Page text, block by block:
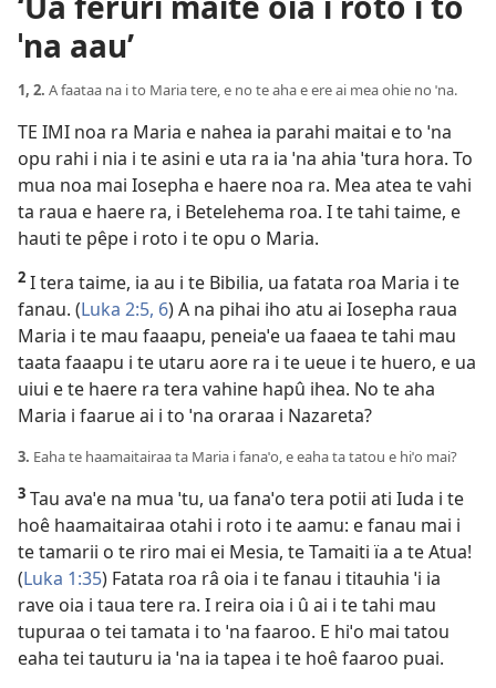
ˈna aau’
1, 2. A faataa na i to Maria tere, e no te aha e ere ai mea ohie no ˈna.
TE IMI noa ra Maria e nahea ia parahi maitai e to ˈna
opu rahi i nia i te asini e uta ra ia ˈna ahia ˈtura hora. To
mua noa mai Iosepha e haere noa ra. Mea atea te vahi
ta raua e haere ra, i Betelehema roa. I te tahi taime, e
hauti te pêpe i roto i te opu o Maria.
2 I tera taime, ia au i te Bibilia, ua fatata roa Maria i te
fanau. (Luka 2:5, 6) A na pihai iho atu ai Iosepha raua
Maria i te mau faaapu, peneiaˈe ua faaea te tahi mau
taata faaapu i te utaru aore ra i te ueue i te huero, e ua
uiui e te haere ra tera vahine hapû ihea. No te aha
Maria i faarue ai i to ˈna oraraa i Nazareta?
3. Eaha te haamaitairaa ta Maria i fanaˈo, e eaha ta tatou e hiˈo mai?
3 Tau avaˈe na mua ˈtu, ua fanaˈo tera potii ati Iuda i te
hoê haamaitairaa otahi i roto i te aamu: e fanau mai i
te tamarii o te riro mai ei Mesia, te Tamaiti ïa a te Atua!
(Luka 1:35) Fatata roa râ oia i te fanau i titauhia ˈi ia
rave oia i taua tere ra. I reira oia i û ai i te tahi mau
tupuraa o tei tamata i to ˈna faaroo. E hiˈo mai tatou
eaha tei tauturu ia ˈna ia tapea i te hoê faaroo puai.